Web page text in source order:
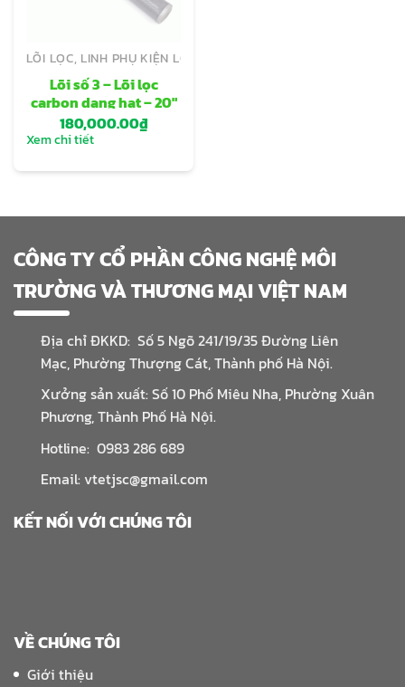
LÕI LỌC, LINH PHỤ KIỆN LỌC GIA ĐÌNH
Lõi số 3 – Lõi lọc
carbon dạng hạt – 20″
180,000.00₫
Xem chi tiết
CÔNG TY CỔ PHẦN CÔNG NGHỆ MÔI
TRƯỜNG VÀ THƯƠNG MẠI VIỆT NAM
Địa chỉ ĐKKD: Số 5 Ngõ 241/19/35 Đường Liên
Mạc, Phường Thượng Cát, Thành phố Hà Nội.
Xưởng sản xuất: Số 10 Phố Miêu Nha, Phường Xuân
Phương, Thành Phố Hà Nội.
Hotline: 0983 286 689
Email: vtetjsc@gmail.com
KẾT NỐI VỚI CHÚNG TÔI
VỀ CHÚNG TÔI
Giới thiệu